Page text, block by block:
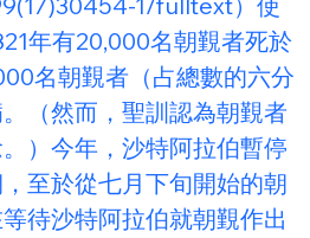
年有20,000名朝覲者死於
名朝覲者（占總數的六分
（然而，聖訓認為朝覲者
）今年，沙特阿拉伯暫停
至於從七月下旬開始的朝
待沙特阿拉伯就朝覲作出